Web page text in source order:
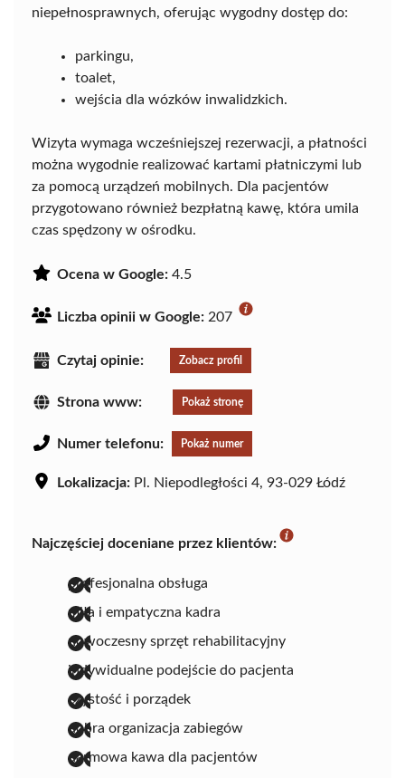
niepełnosprawnych, oferując wygodny dostęp do:
parkingu,
toalet,
wejścia dla wózków inwalidzkich.
Wizyta wymaga wcześniejszej rezerwacji, a płatności
można wygodnie realizować kartami płatniczymi lub
za pomocą urządzeń mobilnych. Dla pacjentów
przygotowano również bezpłatną kawę, która umila
czas spędzony w ośrodku.
Ocena w Google: 4.5
Liczba opinii w Google: 207
Czytaj opinie: Zobacz profil
Strona www: Pokaż stronę
Numer telefonu: Pokaż numer
Lokalizacja: Pl. Niepodległości 4, 93-029 Łódź
Najczęściej doceniane przez klientów:
profesjonalna obsługa
miła i empatyczna kadra
nowoczesny sprzęt rehabilitacyjny
indywidualne podejście do pacjenta
czystość i porządek
dobra organizacja zabiegów
darmowa kawa dla pacjentów